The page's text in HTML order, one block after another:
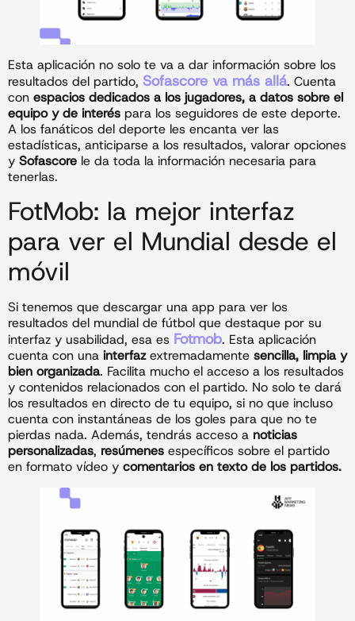
Esta aplicación no solo te va a dar información sobre los
resultados del partido, Sofascore va más allá. Cuenta
con espacios dedicados a los jugadores, a datos sobre el
equipo y de interés para los seguidores de este deporte.
A los fanáticos del deporte les encanta ver las
estadísticas, anticiparse a los resultados, valorar opciones
y Sofascore le da toda la información necesaria para
tenerlas.
FotMob: la mejor interfaz
para ver el Mundial desde el
móvil
Si tenemos que descargar una app para ver los
resultados del mundial de fútbol que destaque por su
interfaz y usabilidad, esa es Fotmob. Esta aplicación
cuenta con una interfazextremadamente sencilla, limpia y
bien organizada. Facilita mucho el acceso a los resultados
y contenidos relacionados con el partido. No solo te dará
los resultados en directo de tu equipo, si no que incluso
cuenta con instantáneas de los goles para que no te
pierdas nada. Además, tendrás acceso a noticias
personalizadas, resúmenes específicos sobre el partido
en formato vídeo y comentarios en texto de los partidos.